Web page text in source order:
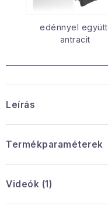
edénnyel együtt,
antracit
Leírás
Termékparaméterek
Videók (1)